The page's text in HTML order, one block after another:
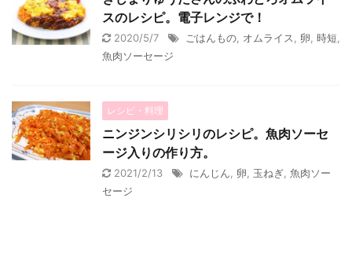
スのレシピ。電子レンジで！
2020/5/7 ごはんもの オムライス 卵 時短
魚肉ソーセージ
レシピ・料理
ニンジンシリシリのレシピ。魚肉ソーセ
ージ入りの作り方。
2021/2/13 にんじん 卵 玉ねぎ 魚肉ソー
セージ